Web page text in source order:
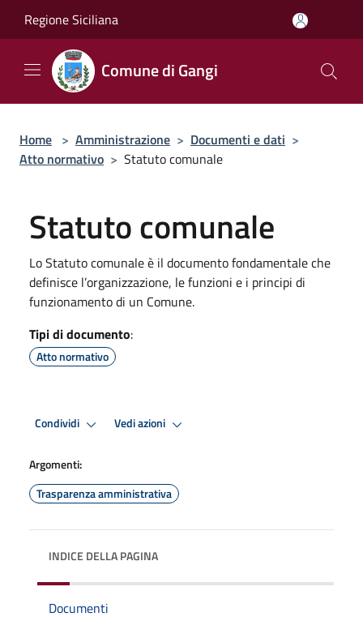
Regione Siciliana
Comune di Gangi
Home > Amministrazione > Documenti e dati >
Atto normativo > Statuto comunale
Statuto comunale
Lo Statuto comunale è il documento fondamentale che
definisce l’organizzazione, le funzioni e i principi di
funzionamento di un Comune.
Tipi di documento:
Atto normativo
Condividi Vedi azioni
Argomenti:
Trasparenza amministrativa
INDICE DELLA PAGINA
Documenti